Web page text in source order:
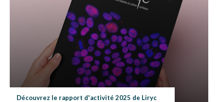
Découvrez le rapport d'activité 2025 de Liryc